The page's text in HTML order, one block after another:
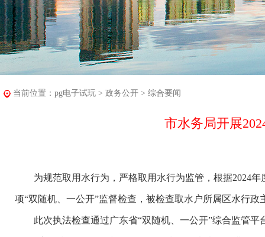
当前位置： pg电子试玩 > 政务公开 > 综合要闻
市水务局开展
为规范取用水行为，严格取用水行为监管，根据2024年
项“双随机、一公开”监督检查，被检查取水户所属区水行
此次执法检查通过广东省“双随机、一公开”综合监管平